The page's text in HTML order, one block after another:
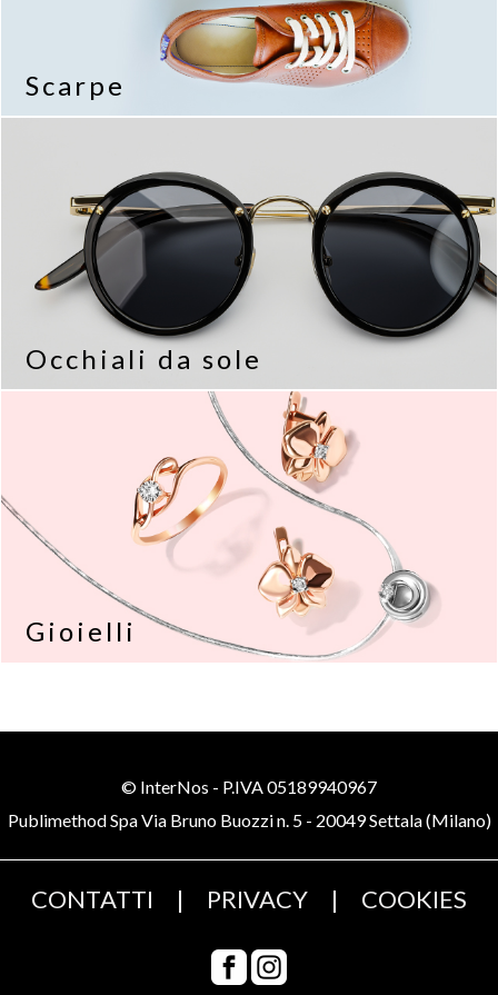
Scarpe
Occhiali da sole
Gioielli
© InterNos - P.IVA 05189940967
Publimethod Spa Via Bruno Buozzi n. 5 - 20049 Settala (Milano)
CONTATTI | PRIVACY | COOKIES